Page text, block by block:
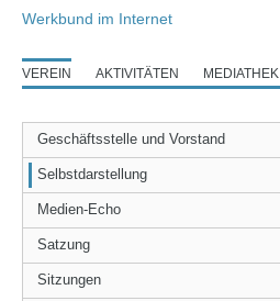
Werkbund im Internet
VEREIN AKTIVITÄTEN MEDIATHEK
Geschäftsstelle und Vorstand
Selbstdarstellung
Medien-Echo
Satzung
Sitzungen